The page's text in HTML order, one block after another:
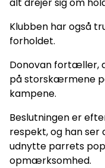
alt drejer sig om
Klubben har også
forholdet.
Donovan fortæller,
på storskærmene
kampene.
Beslutningen er
respekt, og han ser
udnytte parrets
opmærksomhed.